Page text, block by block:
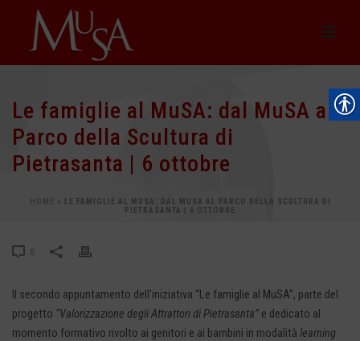
Le famiglie al MuSA: dal MuSA al
Parco della Scultura di
Pietrasanta | 6 ottobre
»
LE FAMIGLIE AL MUSA: DAL MUSA AL PARCO DELLA SCULTURA DI
PIETRASANTA | 6 OTTOBRE
0
Il secondo appuntamento dell’iniziativa “Le famiglie al MuSA”, parte del
progetto “Valorizzazione degli Attrattori di Pietrasanta” e dedicato al
momento formativo rivolto ai genitori e ai bambini in modalità learning